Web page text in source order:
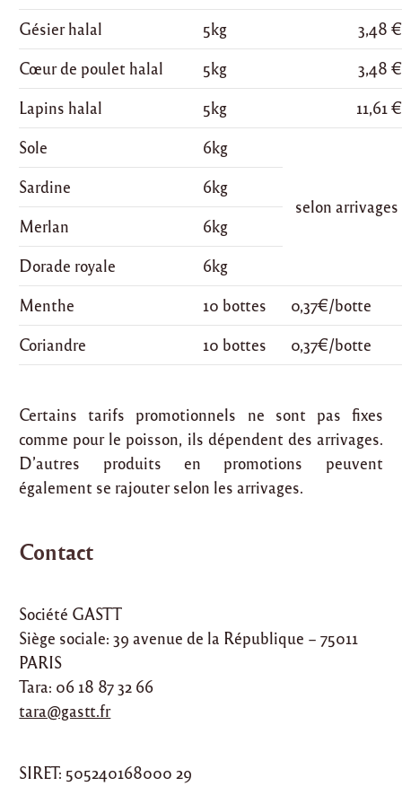
Gésier halal
5kg
3,48 €
Cœur de poulet halal
5kg
3,48 €
Lapins halal
5kg
11,61 €
Sole
6kg
selon arrivages
Sardine
6kg
Merlan
6kg
Dorade royale
6kg
Menthe
10 bottes
0,37€/botte
Coriandre
10 bottes 0,37€/botte
Certains tarifs promotionnels ne sont pas fixes
comme pour le poisson, ils dépendent des arrivages.
D’autres produits en promotions peuvent
également se rajouter selon les arrivages.
Contact
Société GASTT
Siège sociale: 39 avenue de la République – 75011
PARIS
Tara: 06 18 87 32 66
tara@gastt.fr
SIRET: 505240168000 29